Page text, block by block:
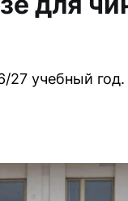
27 учебный